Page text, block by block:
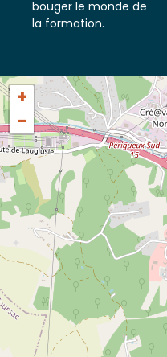
bouger le monde de
la formation.
+
−